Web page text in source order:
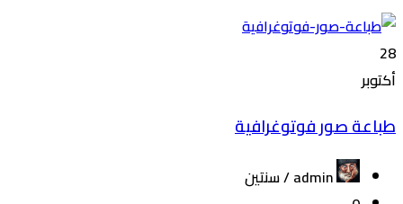
28
أكتوبر
طباعة صور فوتوغرافية
سنتين